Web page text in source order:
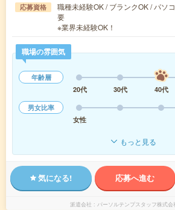
応募資格
職種未経験OK / ブランクOK / パソ
要
※業界未経験OK！
職場の雰囲気
年齢層
20代
30代 40代
男女比率
女性
もっと見る
気になる! 応募へ進む
派遣会社 パーソルテンプスタッフ株式